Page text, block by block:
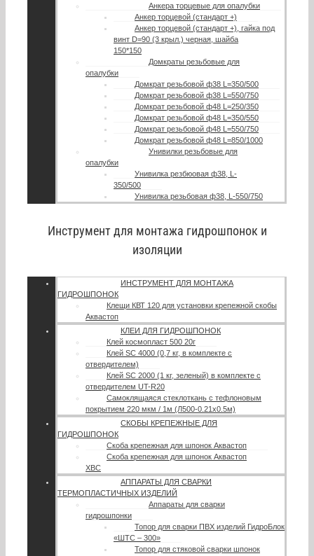
Анкера торцевые для опалубки
Анкер торцевой (стандарт +)
Анкер торцевой (стандарт +), гайка под
винт D=90 (3 крыл.) черная, шайба
150*150
Домкраты резьбовые для
опалубки
Домкрат резьбовой ф38 L=350/500
Домкрат резьбовой ф38 L=550/750
Домкрат резьбовой ф48 L=250/350
Домкрат резьбовой ф48 L=350/550
Домкрат резьбовой ф48 L=550/750
Домкрат резьбовой ф48 L=850/1000
Унивилки резьбовые для
опалубки
Унивилка резбюовая ф38, L-
350/500
Унивилка резьбовая ф38, L-550/750
Инструмент для монтажа гидрошпонок и
изоляции
ИНСТРУМЕНТ ДЛЯ МОНТАЖА
ГИДРОШПОНОК
Клещи КВТ 120 для установки крепежной скобы
Аквастоп
КЛЕИ ДЛЯ ГИДРОШПОНОК
Клей космопласт 500 20г
Клей SC 4000 (0,7 кг, в комплекте с
отвердителем)
Клей SC 2000 (1 кг, зеленый) в комплекте с
отвердителем UT-R20
Самоклящаяся стеклоткань с тефлоновым
покрытием 220 мкм / 1м (Л500-0.21х0.5м)
СКОБЫ КРЕПЕЖНЫЕ ДЛЯ
ГИДРОШПОНОК
Скоба крепежная для шпонок Аквастоп
Скоба крепежная для шпонок Аквастоп
ХВС
АППАРАТЫ ДЛЯ СВАРКИ
ТЕРМОПЛАСТИЧНЫХ ИЗДЕЛИЙ
Аппараты для сварки
гидрошпонки
Топор для сварки ПВХ изделий ГидроБлок
«ШТС – 300»
Топор для стяковой сварки шпонок